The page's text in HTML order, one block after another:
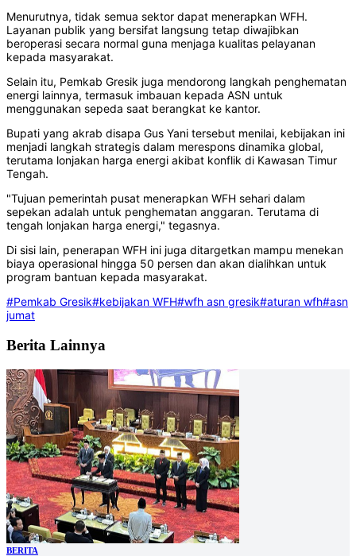
Menurutnya, tidak semua sektor dapat menerapkan WFH.
Layanan publik yang bersifat langsung tetap diwajibkan
beroperasi secara normal guna menjaga kualitas pelayanan
kepada masyarakat.
Selain itu, Pemkab Gresik juga mendorong langkah penghematan
energi lainnya, termasuk imbauan kepada ASN untuk
menggunakan sepeda saat berangkat ke kantor.
Bupati yang akrab disapa Gus Yani tersebut menilai, kebijakan ini
menjadi langkah strategis dalam merespons dinamika global,
terutama lonjakan harga energi akibat konflik di Kawasan Timur
Tengah.
"Tujuan pemerintah pusat menerapkan WFH sehari dalam
sepekan adalah untuk penghematan anggaran. Terutama di
tengah lonjakan harga energi," tegasnya.
Di sisi lain, penerapan WFH ini juga ditargetkan mampu menekan
biaya operasional hingga 50 persen dan akan dialihkan untuk
program bantuan kepada masyarakat.
#Pemkab Gresik#kebijakan WFH#wfh asn gresik#aturan wfh#asn
jumat
Berita Lainnya
BERITA